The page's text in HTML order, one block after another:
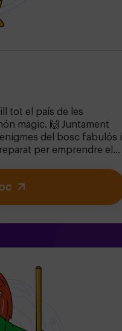
tot el país de les
màgic. 🙌 Juntament
del bosc fabulós i
per emprendre el
nens de 6 a 13 anys!✅
tots jugadors
14 anys) hauran
les condicions). ⚠️